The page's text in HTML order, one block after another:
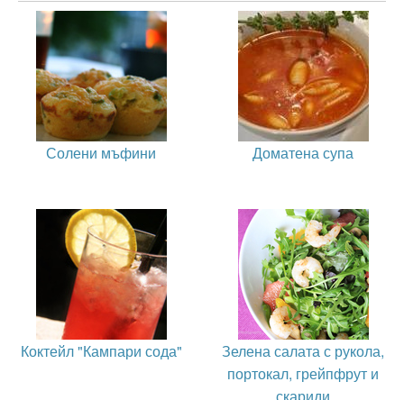
Солени мъфини Доматена супа
Коктейл "Кампари сода"
Зелена салата с рукола,
портокал, грейпфрут и